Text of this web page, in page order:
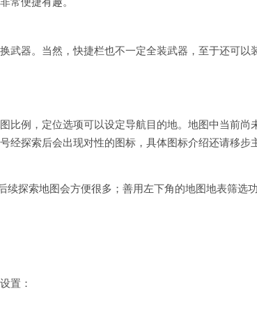
武器。当然，快捷栏也不一定全装武器，至于还可以
比例，定位选项可以设定导航目的地。地图中当前尚
经探索后会出现对性的图标，具体图标介绍还请移步
续探索地图会方便很多；善用左下角的地图地表筛选
置：